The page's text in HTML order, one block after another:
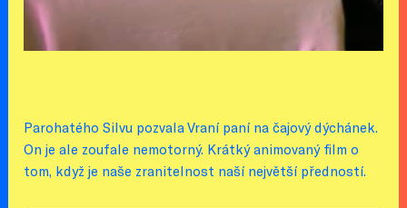
Parohatého Silvu pozvala Vraní paní na čajový dýchánek.
On je ale zoufale nemotorný. Krátký animovaný film o
tom, když je naše zranitelnost naší největší předností.